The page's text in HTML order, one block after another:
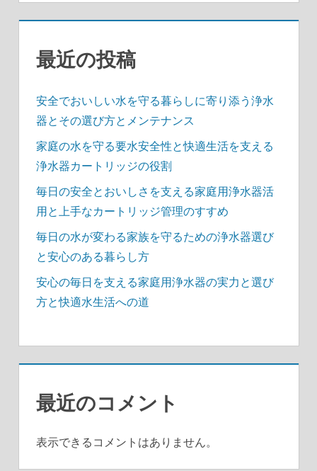
ン
最近の投稿
安全でおいしい水を守る暮らしに寄り添う浄水
器とその選び方とメンテナンス
家庭の水を守る要水安全性と快適生活を支える
浄水器カートリッジの役割
毎日の安全とおいしさを支える家庭用浄水器活
用と上手なカートリッジ管理のすすめ
毎日の水が変わる家族を守るための浄水器選び
と安心のある暮らし方
安心の毎日を支える家庭用浄水器の実力と選び
方と快適水生活への道
最近のコメント
表示できるコメントはありません。